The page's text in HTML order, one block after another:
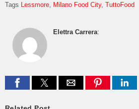
Tags Lessmore Milano Food City TuttoFood
Elettra Carrera: